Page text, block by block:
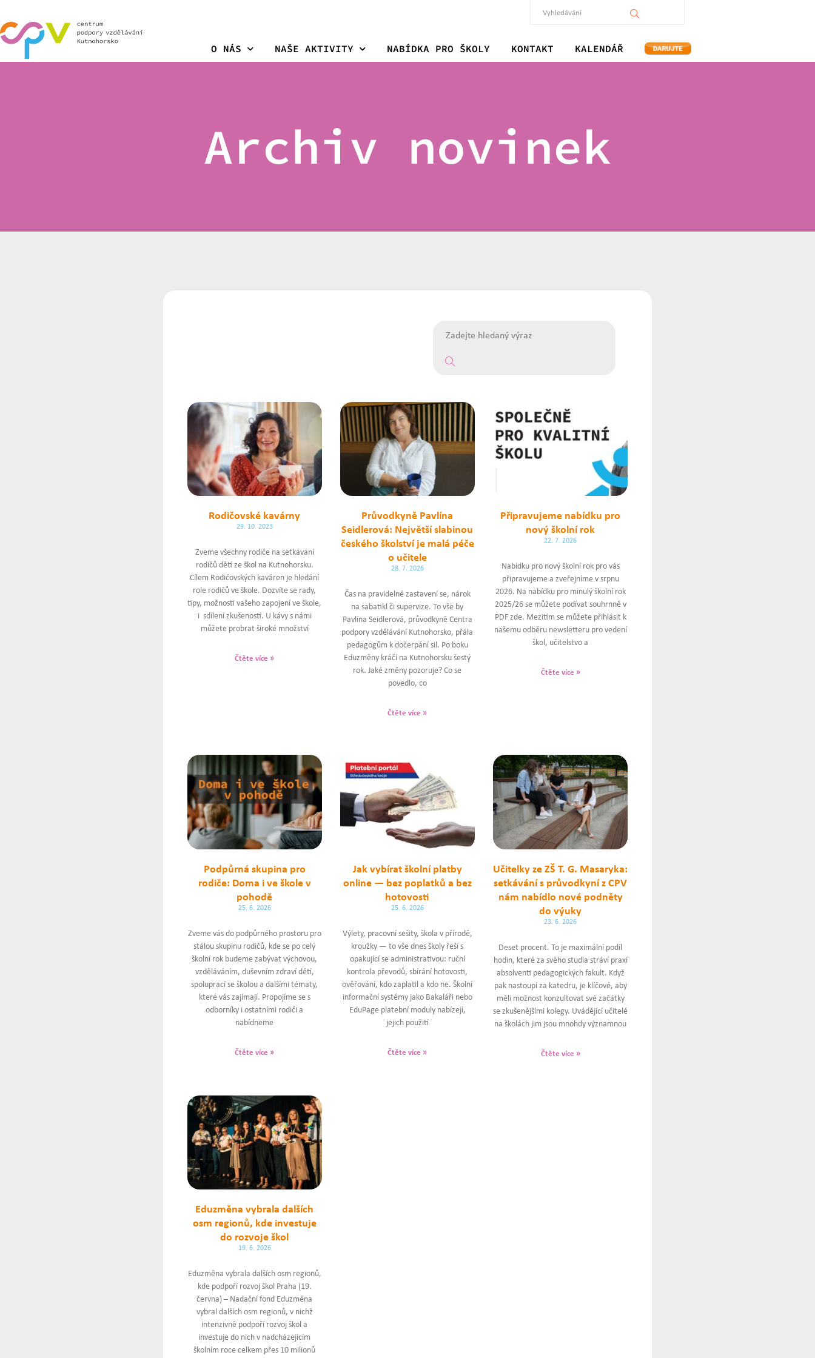
O NÁS NAŠE AKTIVITY NABÍDKA PRO ŠKOLY KONTAKT KALENDÁŘ
Archiv novinek
Rodičovské kavárny
29. 10. 2023
Zveme všechny rodiče na setkávání
rodičů dětí ze škol na Kutnohorsku.
Cílem Rodičovských kaváren je hledání
role rodičů ve škole. Dozvíte se rady,
tipy, možnosti vašeho zapojení ve škole,
i sdílení zkušeností. U kávy s námi
můžete probrat široké množství
Čtěte více »
Průvodkyně Pavlína
Seidlerová: Největší slabinou
českého školství je malá péče
o učitele
28. 7. 2026
Čas na pravidelné zastavení se, nárok
na sabatikl či supervize. To vše by
Pavlína Seidlerová, průvodkyně Centra
podpory vzdělávání Kutnohorsko, přála
pedagogům k dočerpání sil. Po boku
Eduzměny kráčí na Kutnohorsku šestý
rok. Jaké změny pozoruje? Co se
povedlo, co
Čtěte více »
Připravujeme nabídku pro
nový školní rok
22. 7. 2026
Nabídku pro nový školní rok pro vás
připravujeme a zveřejníme v srpnu
2026. Na nabídku pro minulý školní rok
2025/26 se můžete podívat souhrnně v
PDF zde. Mezitím se můžete přihlásit k
našemu odběru newsletteru pro vedení
škol, učitelstvo a
Čtěte více »
Podpůrná skupina pro
rodiče: Doma i ve škole v
pohodě
25. 6. 2026
Zveme vás do podpůrného prostoru pro
stálou skupinu rodičů, kde se po celý
školní rok budeme zabývat výchovou,
vzděláváním, duševním zdraví dětí,
spoluprací se školou a dalšími tématy,
které vás zajímají. Propojíme se s
odborníky i ostatními rodiči a
nabídneme
Čtěte více »
Jak vybírat školní platby
online — bez poplatků a bez
hotovosti
25. 6. 2026
Výlety, pracovní sešity, škola v přírodě,
kroužky — to vše dnes školy řeší s
opakující se administrativou: ruční
kontrola převodů, sbírání hotovosti,
ověřování, kdo zaplatil a kdo ne. Školní
informační systémy jako Bakaláři nebo
EduPage platební moduly nabízejí,
jejich použití
Čtěte více »
Učitelky ze ZŠ T. G. Masaryka:
setkávání s průvodkyní z CPV
nám nabídlo nové podněty
do výuky
23. 6. 2026
Deset procent. To je maximální podíl
hodin, které za svého studia stráví praxí
absolventi pedagogických fakult. Když
pak nastoupí za katedru, je klíčové, aby
měli možnost konzultovat své začátky
se zkušenějšími kolegy. Uvádějící učitelé
na školách jim jsou mnohdy významnou
Čtěte více »
Eduzměna vybrala dalších
osm regionů, kde investuje
do rozvoje škol
19. 6. 2026
Eduzměna vybrala dalších osm regionů,
kde podpoří rozvoj škol Praha (19.
června) – Nadační fond Eduzměna
vybral dalších osm regionů, v nichž
intenzivně podpoří rozvoj škol a
investuje do nich v nadcházejícím
školním roce celkem přes 10 milionů